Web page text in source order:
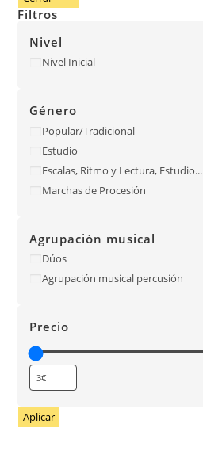
Filtros
Nivel
Nivel Inicial
Género
Popular/Tradicional
Estudio
Escalas, Ritmo y Lectura, Estudio...
Marchas de Procesión
Agrupación musical
Dúos
Agrupación musical percusión
Precio
Aplicar